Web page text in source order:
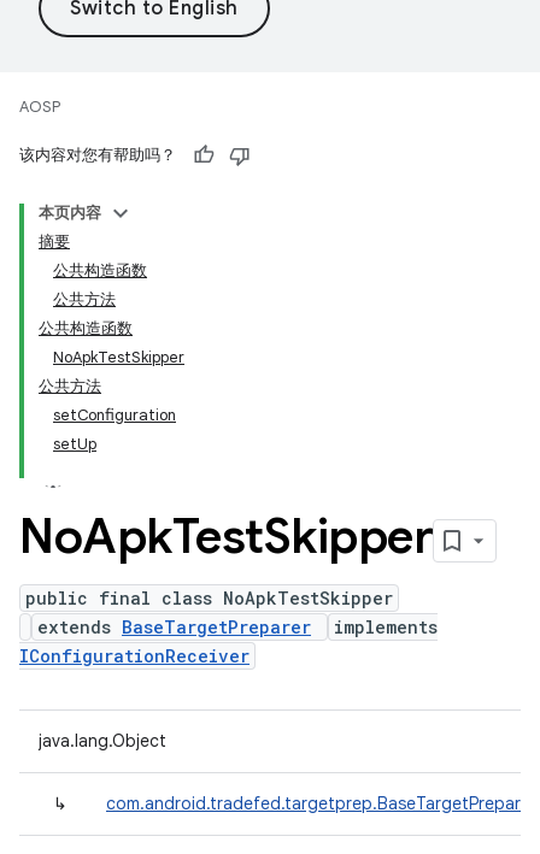
AOSP
该内容对您有帮助吗？
本页内容
摘要
公共构造函数
公共方法
公共构造函数
NoApkTestSkipper
公共方法
setConfiguration
setUp
NoApkTestSkipper
public final class NoApkTestSkipper
extends BaseTargetPreparer
implements
IConfigurationReceiver
java.lang.Object
↳ com.android.tradefed.targetprep.BaseTargetPreparer